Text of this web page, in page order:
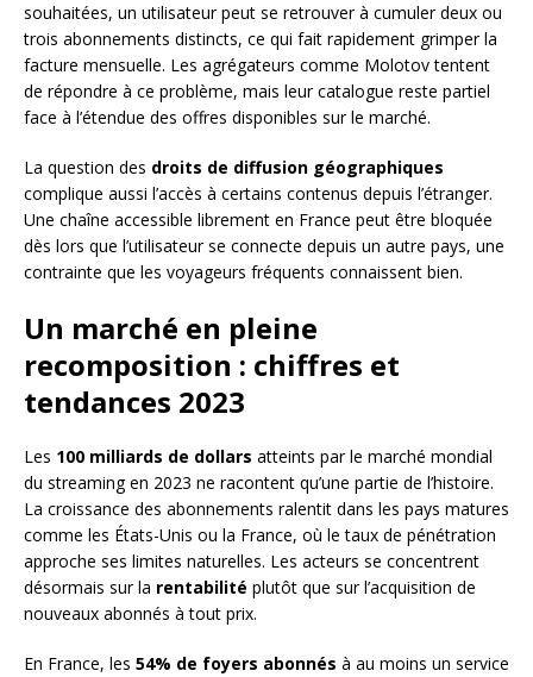
souhaitées, un utilisateur peut se retrouver à cumuler deux ou
trois abonnements distincts, ce qui fait rapidement grimper la
facture mensuelle. Les agrégateurs comme Molotov tentent
de répondre à ce problème, mais leur catalogue reste partiel
face à l’étendue des offres disponibles sur le marché.
La question des droits de diffusion géographiques
complique aussi l’accès à certains contenus depuis l’étranger.
Une chaîne accessible librement en France peut être bloquée
dès lors que l’utilisateur se connecte depuis un autre pays, une
contrainte que les voyageurs fréquents connaissent bien.
Un marché en pleine
recomposition : chiffres et
tendances 2023
Les 100 milliards de dollars atteints par le marché mondial
du streaming en 2023 ne racontent qu’une partie de l’histoire.
La croissance des abonnements ralentit dans les pays matures
comme les États-Unis ou la France, où le taux de pénétration
approche ses limites naturelles. Les acteurs se concentrent
désormais sur la rentabilité plutôt que sur l’acquisition de
nouveaux abonnés à tout prix.
En France, les 54% de foyers abonnés à au moins un service